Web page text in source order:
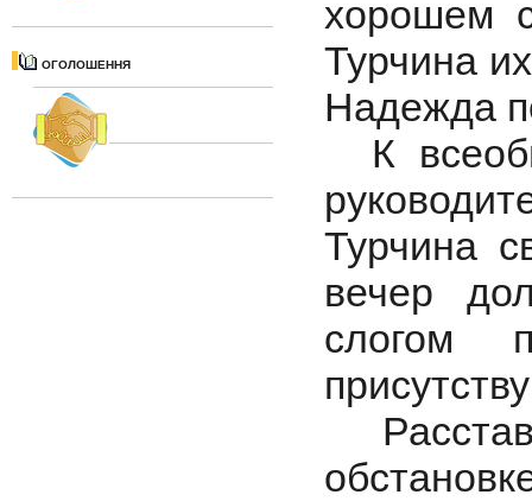
ОГОЛОШЕННЯ
хорошем
Турчина
Надежда
К
Турчина
вечер
слогом